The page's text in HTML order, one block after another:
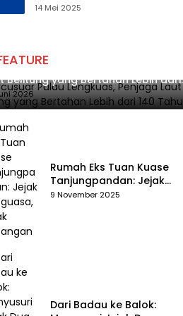
Tantangan Melalui
14 Mei 2025
Pulau Lengkuas, Penjaga
Belitung yang Bertahan Lebih dari
Tahun
2026
Rumah Eks Tuan Kuase
Tanjungpandan: Jejak
Penguasa, Jejak Kenangan
9 November 2025
Dari Badau ke Balok: